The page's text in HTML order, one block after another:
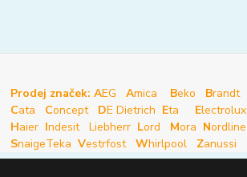
Prodej značek: AEG Amica Beko Brandt
Cata Concept DE Dietrich Eta Electrolux
Haier Indesit Liebherr Lord Mora Nordline
SnaigeTeka Vestrfost Whirlpool Zanussi